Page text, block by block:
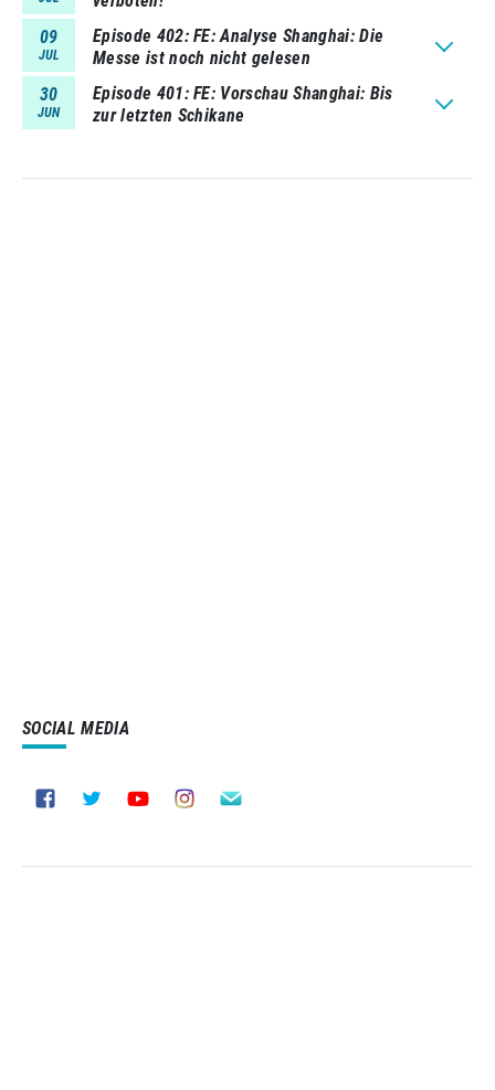
09
JUL
Episode 402 FE: Analyse Shanghai: Die
Messe ist noch nicht gelesen
30
JUN
Episode 401 FE: Vorschau Shanghai: Bis
zur letzten Schikane
SOCIAL MEDIA